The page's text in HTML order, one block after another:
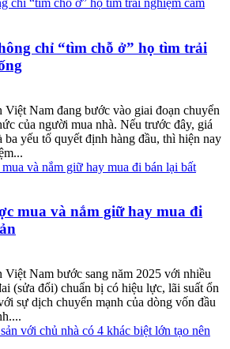
chỉ “tìm chỗ ở” họ tìm trải
Việt Nam đang bước vào giai đoạn chuyển
của người mua nhà. Nếu trước đây, giá
yếu tố quyết định hàng đầu, thì hiện nay
mua và nắm giữ hay mua đi
Việt Nam bước sang năm 2025 với nhiều
(sửa đổi) chuẩn bị có hiệu lực, lãi suất ổn
sự dịch chuyển mạnh của dòng vốn đầu